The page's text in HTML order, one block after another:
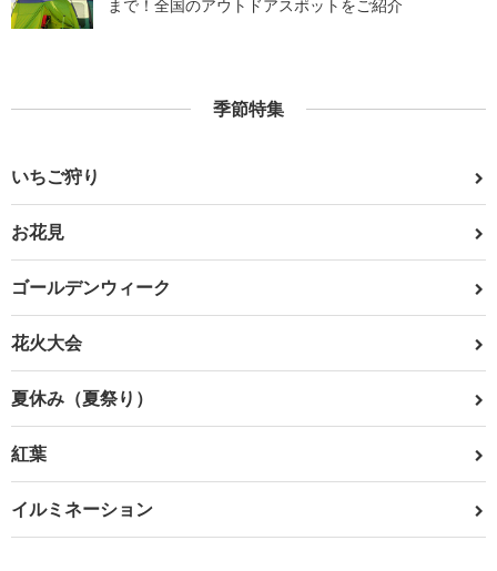
まで！全国のアウトドアスポットをご紹介
季節特集
いちご狩り
お花見
ゴールデンウィーク
花火大会
夏休み（夏祭り）
紅葉
イルミネーション